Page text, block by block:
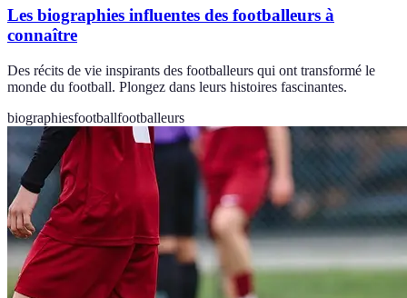
Les biographies influentes des footballeurs à
connaître
Des récits de vie inspirants des footballeurs qui ont transformé le
monde du football. Plongez dans leurs histoires fascinantes.
biographiesfootballfootballeurs